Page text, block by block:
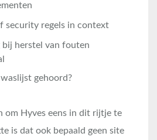
security regels in context
herstel van fouten
gehoord?
om Hyves eens in dit rijtje te
is dat ook bepaald geen site